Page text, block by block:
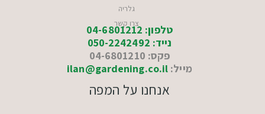
גלריה
צרו קשר
טלפון: 04-6801212
נייד: 050-2242492
פקס: 04-6801210
מייל: ilan@gardening.co.il
אנחנו על המפה